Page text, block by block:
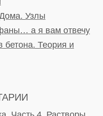
Узлы
а я вам отвечу
бетона. Теория и